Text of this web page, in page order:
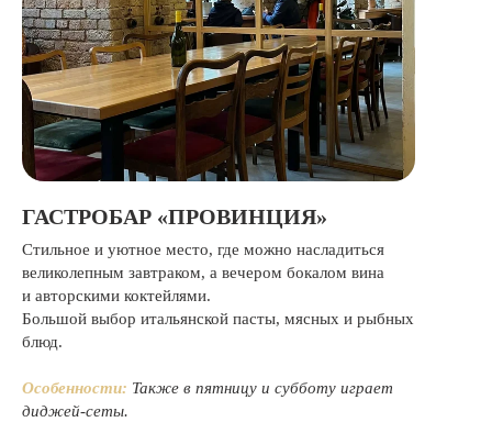
ГАСТРОБАР «ПРОВИНЦИЯ»
Стильное и уютное место, где можно насладиться
великолепным завтраком, а вечером бокалом вина
и авторскими коктейлями.
Большой выбор итальянской пасты, мясных и рыбных
блюд.
Особенности: Также в пятницу и субботу играет
диджей-сеты.